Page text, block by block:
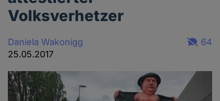
Volksverhetzer
Daniela Wakonigg
25.05.2017
64